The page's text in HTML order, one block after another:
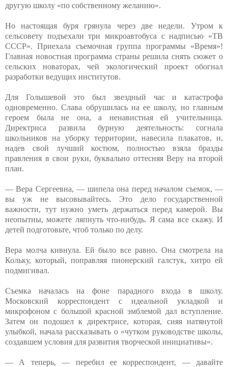
другую школу «по собственному желанию».
Но настоящая буря грянула через две недели. Утром к
сельсовету подъехали три микроавтобуса с надписью «ТВ
СССР». Приехала съемочная группа программы «Время»!
Главная новостная программа страны решила снять сюжет о
сельских новаторах, чей экологический проект обогнал
разработки ведущих институтов.
Для Голышевой это был звездный час и катастрофа
одновременно. Слава обрушилась на ее школу, но главным
героем была не она, а ненавистная ей учительница.
Директриса развила бурную деятельность: согнала
школьников на уборку территории, навесила плакатов, и,
надев свой лучший костюм, полностью взяла бразды
правления в свои руки, буквально оттесняя Веру на второй
план.
— Вера Сергеевна, — шипела она перед началом съемок, —
вы уж не высовывайтесь. Это дело государственной
важности, тут нужно уметь держаться перед камерой. Вы
неопытны, можете ляпнуть что-нибудь. Я сама все скажу. И
детей подготовьте, чтоб только по делу.
Вера молча кивнула. Ей было все равно. Она смотрела на
Кольку, который, поправляя пионерский галстук, хитро ей
подмигивал.
Съемка началась на фоне парадного входа в школу.
Московский корреспондент с идеальной укладкой и
микрофоном с большой красной эмблемой дал вступление.
Затем он подошел к директрисе, которая, сияя натянутой
улыбкой, начала рассказывать о «чутком руководстве школы,
создавшем условия для развития творческой инициативы».
— А теперь, — перебил ее корреспондент, — давайте